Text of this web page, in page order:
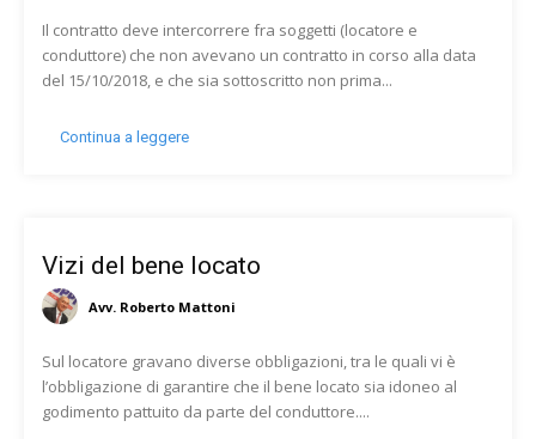
Il contratto deve intercorrere fra soggetti (locatore e
conduttore) che non avevano un contratto in corso alla data
del 15/10/2018, e che sia sottoscritto non prima...
Continua a leggere
Vizi del bene locato
Avv. Roberto Mattoni
Sul locatore gravano diverse obbligazioni, tra le quali vi è
l’obbligazione di garantire che il bene locato sia idoneo al
godimento pattuito da parte del conduttore....